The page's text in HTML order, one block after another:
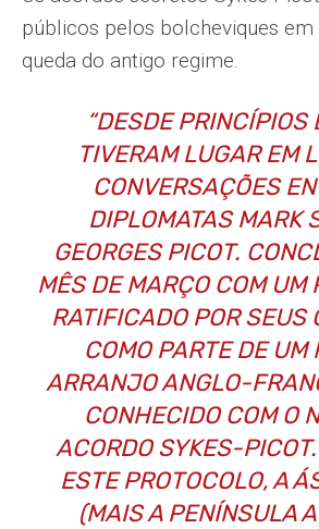
públicos pelos bolcheviques
queda do antigo regime.
“DESDE PRINCÍPIOS
TIVERAM LUGAR EM
CONVERSAÇÕES
DIPLOMATAS MARK
GEORGES PICOT.
MÊS DE MARÇO COM UM
RATIFICADO POR SEUS
COMO PARTE DE UM
ARRANJO ANGLO-
CONHECIDO COM O
ACORDO SYKES-
ESTE PROTOCOLO, A
(MAIS A PENÍNSULA